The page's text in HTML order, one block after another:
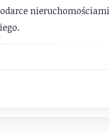
nieruchomościami